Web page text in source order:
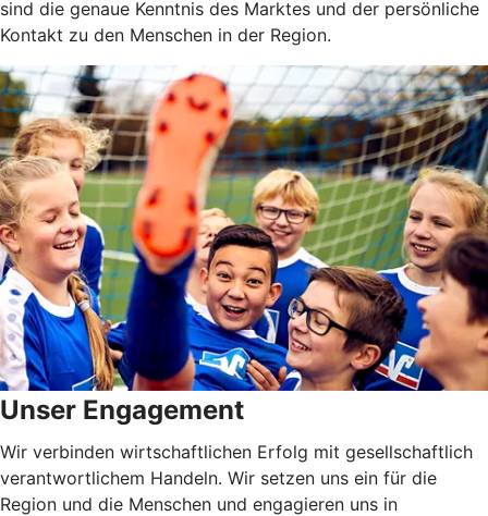
sind die genaue Kenntnis des Marktes und der persönliche
Kontakt zu den Menschen in der Region.
Unser Engagement
Wir verbinden wirtschaftlichen Erfolg mit gesellschaftlich
verantwortlichem Handeln. Wir setzen uns ein für die
Region und die Menschen und engagieren uns in